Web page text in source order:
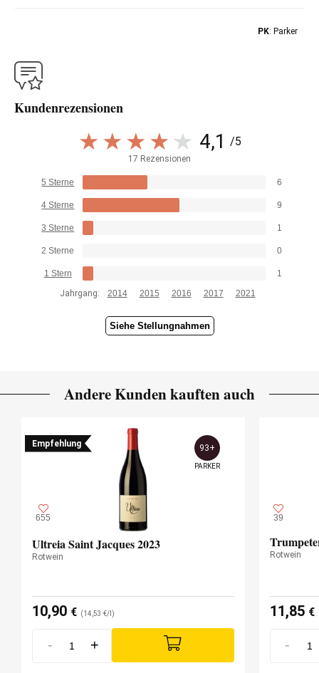
PK: Parker
Kundenrezensionen
4,1 /5
17 Rezensionen
5 Sterne 6
4 Sterne 9
3 Sterne 1
2 Sterne 0
1 Stern
1
Jahrgang:
2014 2015 2016 2017 2021
Siehe Stellungnahmen
Andere Kunden kauften auch
Empfehlung
655
93+
PARKER
Ultreia Saint Jacques 2023
Rotwein
10,90 € (14,53 €/l)
- +
39
Rotwein
11,85 €
-